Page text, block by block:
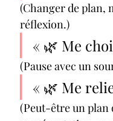
(Changer de plan,
réflexion.)
« 🌿 Me
(Pause avec un
« 🌿 Me
(Peut-être un plan